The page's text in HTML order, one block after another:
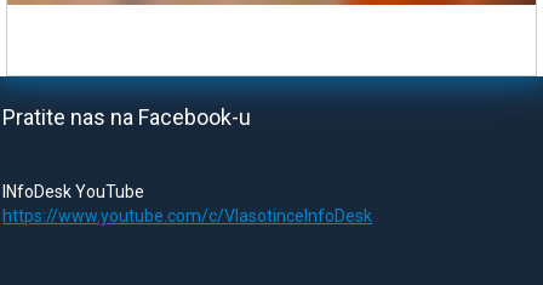
Pratite nas na Facebook-u
INfoDesk YouTube
https://www.youtube.com/c/VlasotinceInfoDesk